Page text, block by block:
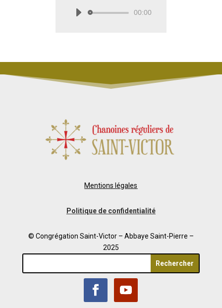
Lecteur00:00
Mentions légales
Politique de confidentialité
© Congrégation Saint-Victor – Abbaye Saint-Pierre –
2025